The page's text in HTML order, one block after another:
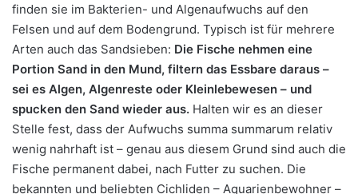
finden sie im Bakterien- und Algenaufwuchs auf den
Felsen und auf dem Bodengrund. Typisch ist für mehrere
Arten auch das Sandsieben: Die Fische nehmen eine
Portion Sand in den Mund, filtern das Essbare daraus –
sei es Algen, Algenreste oder Kleinlebewesen – und
spucken den Sand wieder aus. Halten wir es an dieser
Stelle fest, dass der Aufwuchs summa summarum relativ
wenig nahrhaft ist – genau aus diesem Grund sind auch die
Fische permanent dabei, nach Futter zu suchen. Die
bekannten und beliebten Cichliden – Aquarienbewohner –